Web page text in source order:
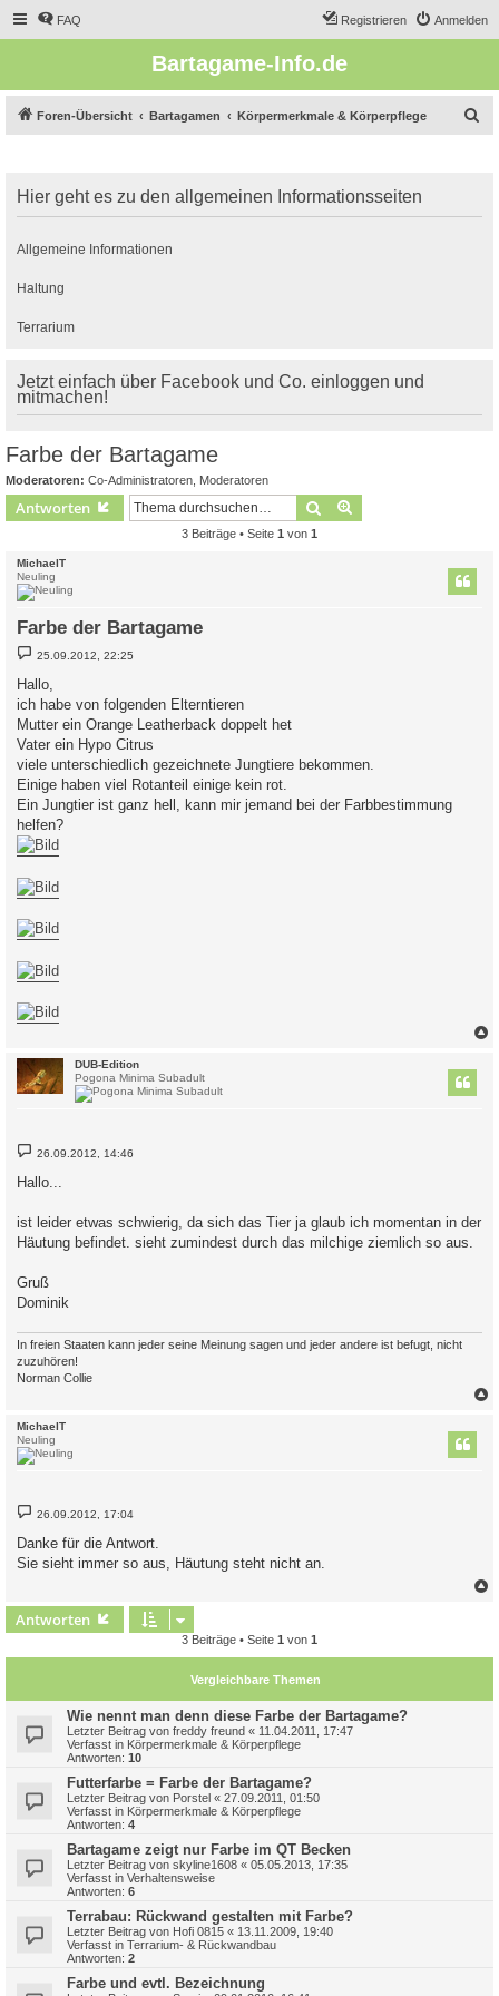
FAQ Anmelden
Registrieren
Bartagame-Info.de
Foren-Übersicht Bartagamen Körpermerkmale & Körperpflege
e
Hier geht es zu den allgemeinen Informationsseiten
Allgemeine Informationen
Haltung
Terrarium
Jetzt einfach über Facebook und Co. einloggen und
mitmachen!
Farbe der Bartagame
Moderatoren: Co-Administratoren Moderatoren
Antworten Suche
3 Beiträge • Seite 1 von 1
MichaelT
Neuling
Farbe der Bartagame
B
e
i
t
r
g
25.09.2012, 22:25
Hallo,
ich habe von folgenden Elterntieren
Mutter ein Orange Leatherback doppelt het
Vater ein Hypo Citrus
viele unterschiedlich gezeichnete Jungtiere bekommen.
Einige haben viel Rotanteil einige kein rot.
Ein Jungtier ist ganz hell, kann mir jemand bei der Farbbestimmung
helfen?
DUB-Edition
Pogona Minima Subadult
B
e
i
t
a
g
26.09.2012, 14:46
Hallo...
ist leider etwas schwierig, da sich das Tier ja glaub ich momentan in der
Häutung befindet. sieht zumindest durch das milchige ziemlich so aus.
Gruß
Dominik
In freien Staaten kann jeder seine Meinung sagen und jeder andere ist befugt, nicht
zuzuhören!
Norman Collie
MichaelT
Neuling
B
e
t
r
26.09.2012, 17:04
Danke für die Antwort.
Sie sieht immer so aus, Häutung steht nicht an.
Antworten
3 Beiträge • Seite 1 von 1
Vergleichbare Themen
Wie nennt man denn diese Farbe der Bartagame?
Letzter Beitrag von freddy freund « 11.04.2011, 17:47
Verfasst in Körpermerkmale & Körperpflege
Antworten: 10
Futterfarbe = Farbe der Bartagame?
Letzter Beitrag von Porstel « 27.09.2011, 01:50
Verfasst in Körpermerkmale & Körperpflege
Antworten: 4
Bartagame zeigt nur Farbe im QT Becken
Letzter Beitrag von skyline1608 « 05.05.2013, 17:35
Verfasst in Verhaltensweise
Antworten: 6
Terrabau: Rückwand gestalten mit Farbe?
Letzter Beitrag von Hofi 0815 « 13.11.2009, 19:40
Verfasst in Terrarium- & Rückwandbau
Antworten: 2
Farbe und evtl. Bezeichnung